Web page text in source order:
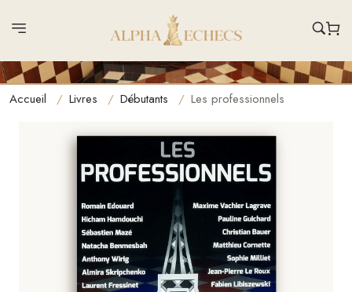
Accueil Livres Débutants Les professionnels